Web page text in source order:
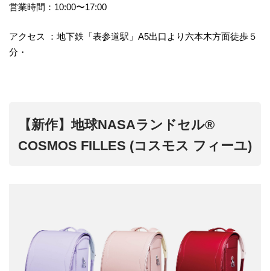
営業時間：10:00〜17:00
アクセス ：地下鉄「表参道駅」A5出口より六本木方面徒歩５
分・
【新作】地球NASAランドセル®
COSMOS FILLES (コスモス フィーユ)